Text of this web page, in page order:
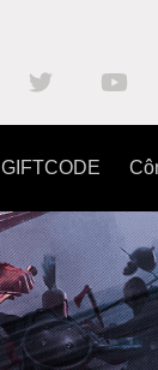
GIFTCODE